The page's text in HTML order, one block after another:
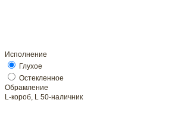
Исполнение
Глухое
Обрамление
L-короб, L 50-наличник